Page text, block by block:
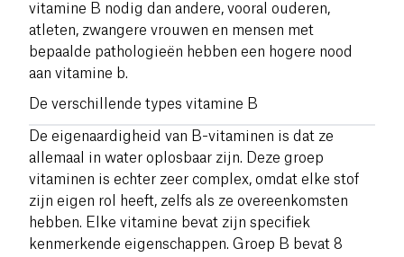
vitamine B nodig dan andere, vooral ouderen,
atleten, zwangere vrouwen en mensen met
bepaalde pathologieën hebben een hogere nood
aan vitamine b.
De verschillende types vitamine B
De eigenaardigheid van B-vitaminen is dat ze
allemaal in water oplosbaar zijn. Deze groep
vitaminen is echter zeer complex, omdat elke stof
zijn eigen rol heeft, zelfs als ze overeenkomsten
hebben. Elke vitamine bevat zijn specifiek
kenmerkende eigenschappen. Groep B bevat 8